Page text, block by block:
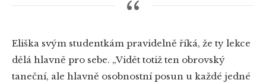
Eliška svým studentkám pravidelně říká, že ty lekce
dělá hlavně pro sebe. „Vidět totiž ten obrovský
taneční, ale hlavně osobnostní posun u každé jedné